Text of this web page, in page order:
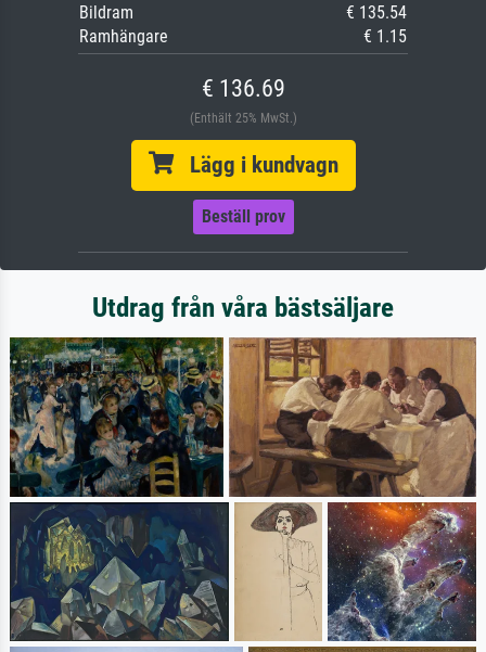
Bildram
€ 135.54
Ramhängare
€ 1.15
€ 136.69
(Enthält 25% MwSt.)
Lägg i kundvagn
Beställ prov
Utdrag från våra bästsäljare